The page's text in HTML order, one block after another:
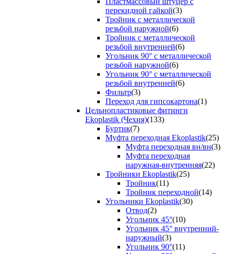
перекидной гайкой(3)
Тройник с металлической
резьбой наружной(6)
Тройник с металлической
резьбой внутренней(6)
Угольник 90° с металлической
резьбой наружной(6)
Угольник 90° с металлической
резьбой внутренней(6)
Фильтр(3)
Переход для гипсокартона(1)
Цельнопластиковые фитинги
Ekoplastik (Чехия)(133)
Буртик(7)
Муфта переходная Ekoplastik(25)
Муфта переходная вн/вн(3)
Муфта переходная
наружная-внутренняя(22)
Тройники Ekoplastik(25)
Тройник(11)
Тройник переходной(14)
Угольники Ekoplastik(30)
Отвод(2)
Угольник 45°(10)
Угольник 45° внутренний-
наружный(3)
Угольник 90°(11)